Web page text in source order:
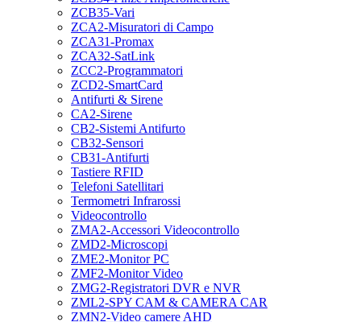
ZCB35-Vari
ZCA2-Misuratori di Campo
ZCA31-Promax
ZCA32-SatLink
ZCC2-Programmatori
ZCD2-SmartCard
Antifurti & Sirene
CA2-Sirene
CB2-Sistemi Antifurto
CB32-Sensori
CB31-Antifurti
Tastiere RFID
Telefoni Satellitari
Termometri Infrarossi
Videocontrollo
ZMA2-Accessori Videocontrollo
ZMD2-Microscopi
ZME2-Monitor PC
ZMF2-Monitor Video
ZMG2-Registratori DVR e NVR
ZML2-SPY CAM & CAMERA CAR
ZMN2-Video camere AHD